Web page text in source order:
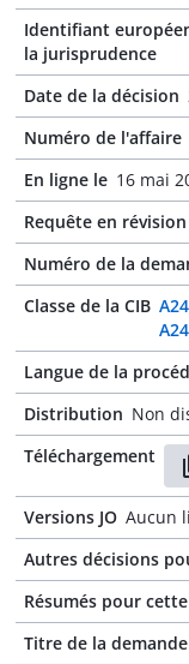
Identifiant
la jurisprudence
Date de la décision
Numéro de l'affaire
En ligne le 16 mai
Requête en
Numéro de la
Classe de la CIB
Langue de la
Distribution Non
Téléchargement
Versions JO Aucun
Autres décisions
Résumés pour
Titre de la demande